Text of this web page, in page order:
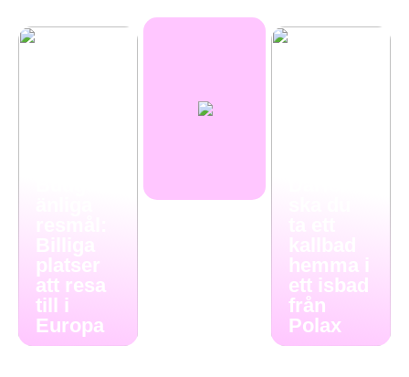
platser
att resa
till i
Europa
kallbad
hemma i
ett isbad
från
Polax